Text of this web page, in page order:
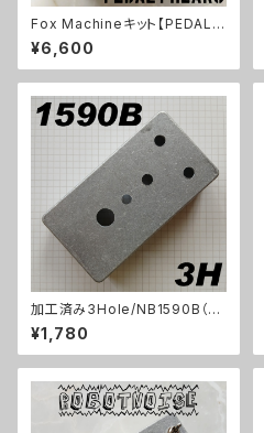
Fox Machineキット【PEDAL F
REAKS】
¥6,600
加工済み3Hole/NB1590B（11
2x61x32mm）アルミダイキャス
トケース
¥1,780